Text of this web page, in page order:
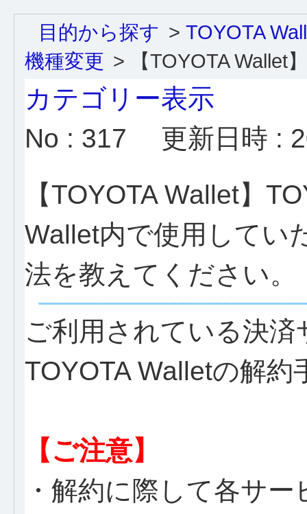
目的から探す > TOYOTA
機種変更 > 【TOYOTA Wallet
カテゴリー表示
No : 317
更新日時 :
【TOYOTA Wallet】
Wallet内で使用してい
法を教えてください。
ご利用されている決
TOYOTA Walletの解
【ご注意】
・解約に際して各サ